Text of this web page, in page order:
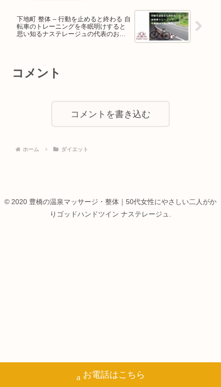
下地町 整体 – 行動を止めると終わる 自
転車のトレーニングを冬眠明けすると
思い知るナステレージュの代表のお兄
コメント
コメントを書き込む
ホーム ダイエット
© 2020 豊橋の温泉マッサージ・整体｜50代女性にやさしい二人がか
りゴッドハンドツイン ナステレージュ.
お電話はこちら